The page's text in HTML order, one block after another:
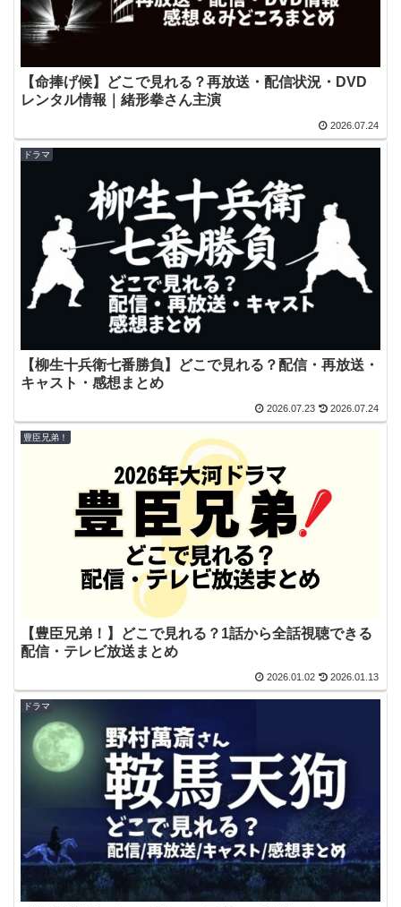
【命捧げ候】どこで見れる？再放送・配信状況・DVD
レンタル情報｜緒形拳さん主演
2026.07.24
ドラマ
【柳生十兵衛七番勝負】どこで見れる？配信・再放送・
キャスト・感想まとめ
2026.07.23 2026.07.24
豊臣兄弟！
【豊臣兄弟！】どこで見れる？1話から全話視聴できる
配信・テレビ放送まとめ
2026.01.02 2026.01.13
ドラマ